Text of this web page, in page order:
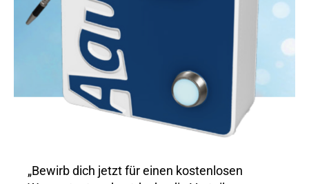
„Bewirb dich jetzt für einen kostenlosen